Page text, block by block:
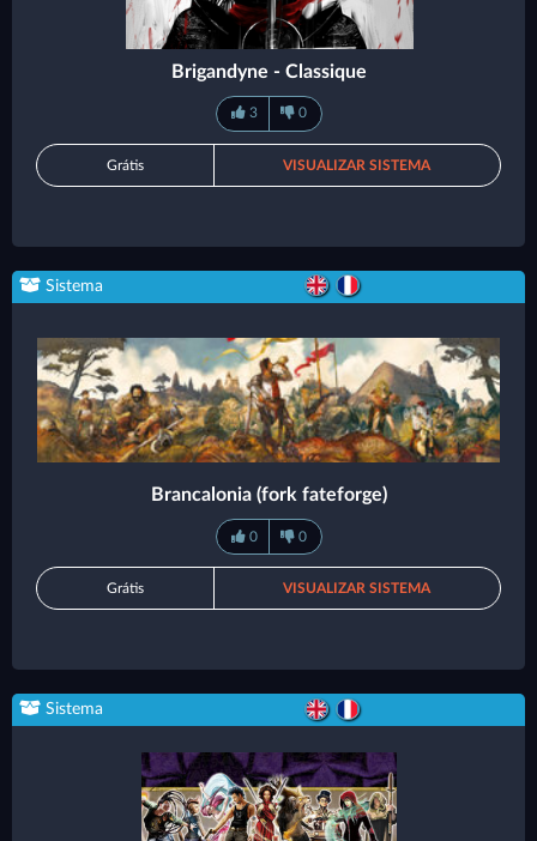
Brigandyne - Classique
3 0
Grátis VISUALIZAR SISTEMA
Sistema
Brancalonia (fork fateforge)
0 0
Grátis VISUALIZAR SISTEMA
Sistema